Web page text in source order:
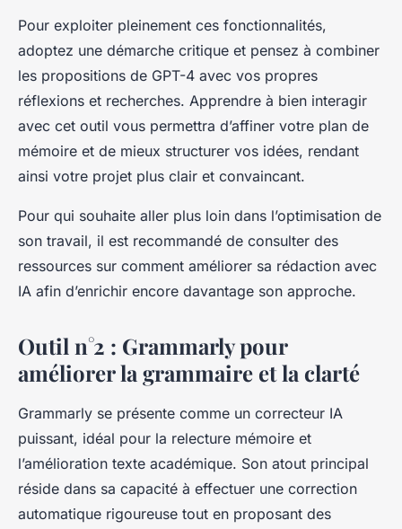
Pour exploiter pleinement ces fonctionnalités,
adoptez une démarche critique et pensez à combiner
les propositions de GPT-4 avec vos propres
réflexions et recherches. Apprendre à bien interagir
avec cet outil vous permettra d’affiner votre plan de
mémoire et de mieux structurer vos idées, rendant
ainsi votre projet plus clair et convaincant.
Pour qui souhaite aller plus loin dans l’optimisation de
son travail, il est recommandé de consulter des
ressources sur comment améliorer sa rédaction avec
IA afin d’enrichir encore davantage son approche.
Outil n°2 : Grammarly pour
améliorer la grammaire et la clarté
Grammarly se présente comme un correcteur IA
puissant, idéal pour la relecture mémoire et
l’amélioration texte académique. Son atout principal
réside dans sa capacité à effectuer une correction
automatique rigoureuse tout en proposant des